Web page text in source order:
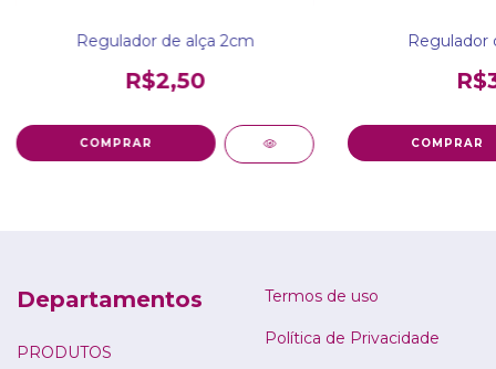
Regulador de alça 2cm
R$2,50
COMPRAR
Regulador
COMPRAR
Departamentos
PRODUTOS
Termos de uso
Política de Privacidade